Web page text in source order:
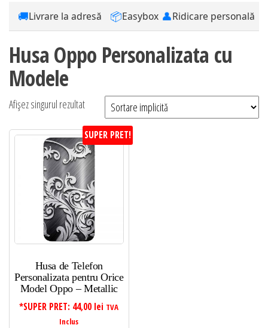
🚚Livrare la adresă 📦Easybox 👤Ridicare personală
Husa Oppo Personalizata cu
Modele
Afișez singurul rezultat
SUPER PRET!
Husa de Telefon
Personalizata pentru Orice
Model Oppo – Metallic
*SUPER PRET: 44,00 lei TVA
Inclus